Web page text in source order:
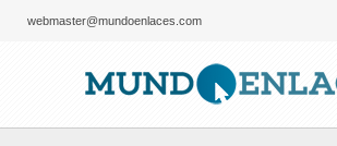
webmaster@mundoenlaces.com